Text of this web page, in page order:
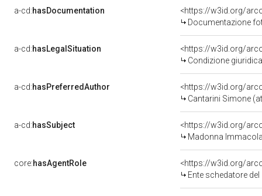
a-cd:hasDocumentation
Documentazione
a-cd:hasLegalSituation
Condizione
a-cd:hasPreferredAuthor
<https://w3id.org/
Cantarini Simone
a-cd:hasSubject
<https://w3id.org/
Madonna
core:hasAgentRole
<https://w3id.org/
Ente schedatore